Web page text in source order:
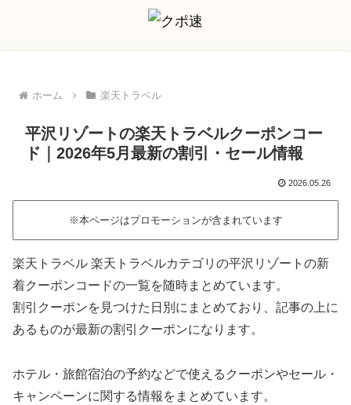
ホーム 楽天トラベル
平沢リゾートの楽天トラベルクーポンコー
ド｜2026年5月最新の割引・セール情報
2026.05.26
※本ページはプロモーションが含まれています
楽天トラベル 楽天トラベルカテゴリの平沢リゾートの新
着クーポンコードの一覧を随時まとめています。
割引クーポンを見つけた日別にまとめており、記事の上に
あるものが最新の割引クーポンになります。
ホテル・旅館宿泊の予約などで使えるクーポンやセール・
キャンペーンに関する情報をまとめています。